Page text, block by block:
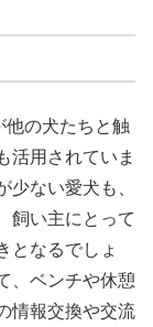
他の犬たちと触
活用されていま
ない愛犬も、
飼い主にとって
となるでしょ
、ベンチや休憩
情報交換や交流